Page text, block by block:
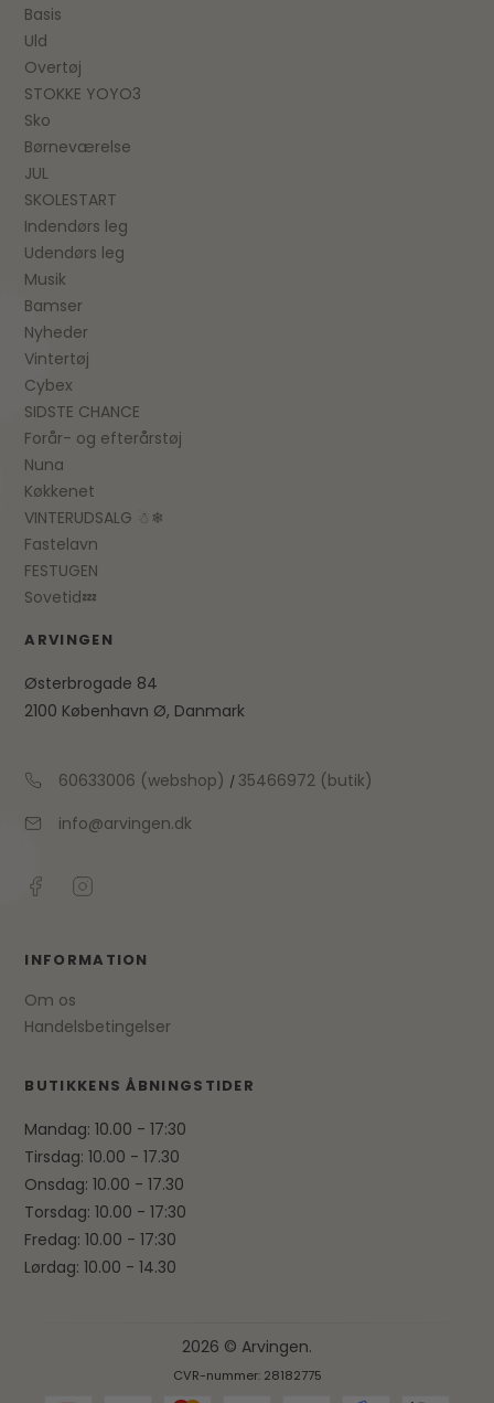
Basis
Uld
Overtøj
STOKKE YOYO3
Sko
Børneværelse
JUL
SKOLESTART
Indendørs leg
Udendørs leg
Musik
Bamser
Nyheder
Vintertøj
Cybex
SIDSTE CHANCE
Forår- og efterårstøj
Nuna
Køkkenet
VINTERUDSALG ☃❄
Fastelavn
FESTUGEN
Sovetid💤
ARVINGEN
Østerbrogade 84
2100 København Ø, Danmark
60633006 (webshop) / 35466972 (butik)
info@arvingen.dk
INFORMATION
Om os
Handelsbetingelser
BUTIKKENS ÅBNINGSTIDER
Mandag: 10.00 - 17:30
Tirsdag: 10.00 - 17.30
Onsdag: 10.00 - 17.30
Torsdag: 10.00 - 17:30
Fredag: 10.00 - 17:30
Lørdag: 10.00 - 14.30
2026 © Arvingen.
CVR-nummer: 28182775